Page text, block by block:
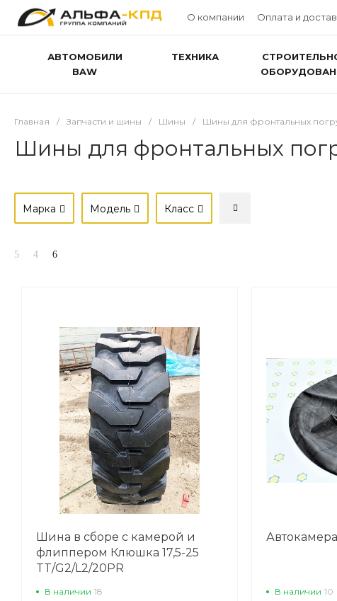
О компании Оплата и
АВТОМОБИЛИ
BAW
ТЕХНИКА
Главная / Запчасти и шины / Шины / Шины для фронтальных
Шины для фронтальных
Марка Модель Класс
Шина в сборе с камерой и
флиппером Клюшка 17,5-25
TT/G2/L2/20PR
В наличии 18
Автокамера
В наличии 10